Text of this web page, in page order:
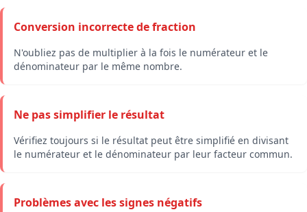
{8} =
{4}
Conversion incorrecte de fraction
N'oubliez pas de multiplier à la fois le numérateur et le
dénominateur par le même nombre.
Ne pas simplifier le résultat
Vérifiez toujours si le résultat peut être simplifié en divisant
le numérateur et le dénominateur par leur facteur commun.
Problèmes avec les signes négatifs